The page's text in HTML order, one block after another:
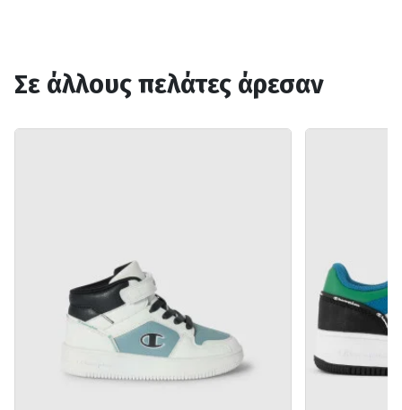
Σε άλλους πελάτες άρεσαν